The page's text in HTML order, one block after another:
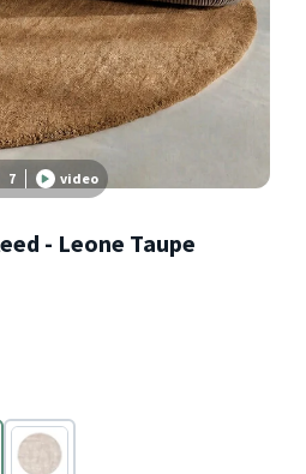
7 video
- Leone Taupe